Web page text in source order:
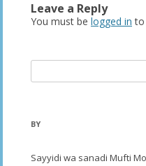
Leave a Reply
You must be logged in to
for:
BY
Sayyidi wa sanadi Mufti